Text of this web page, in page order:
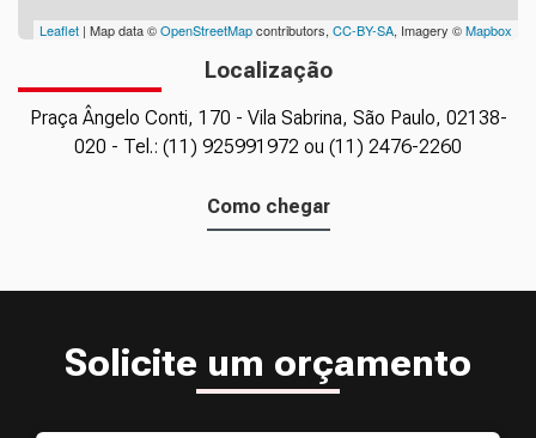
Leaflet | Map data ©OpenStreetMapcontributors, CC-BY-SA, Imagery ©Mapbox
Localização
Praça Ângelo Conti, 170 - Vila Sabrina, São Paulo, 02138-
020 - Tel.: (11) 925991972 ou (11) 2476-2260
Como chegar
Solicite um orçamento